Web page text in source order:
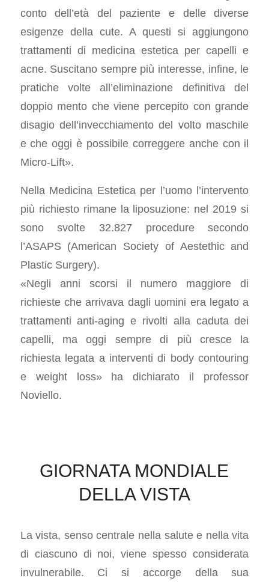
conto dell’età del paziente e delle diverse
esigenze della cute. A questi si aggiungono
trattamenti di medicina estetica per capelli e
acne. Suscitano sempre più interesse, infine, le
pratiche volte all’eliminazione definitiva del
doppio mento che viene percepito con grande
disagio dell’invecchiamento del volto maschile
e che oggi è possibile correggere anche con il
Micro-Lift».
Nella Medicina Estetica per l’uomo l’intervento
più richiesto rimane la liposuzione: nel 2019 si
sono svolte 32.827 procedure secondo
l’ASAPS (American Society of Aestethic and
Plastic Surgery).
«Negli anni scorsi il numero maggiore di
richieste che arrivava dagli uomini era legato a
trattamenti anti-aging e rivolti alla caduta dei
capelli, ma oggi sempre di più cresce la
richiesta legata a interventi di body contouring
e weight loss»ha dichiarato il professor
Noviello.
GIORNATA MONDIALE
DELLA VISTA
La vista, senso centrale nella salute e nella vita
di ciascuno di noi, viene spesso considerata
invulnerabile. Ci si accorge della sua